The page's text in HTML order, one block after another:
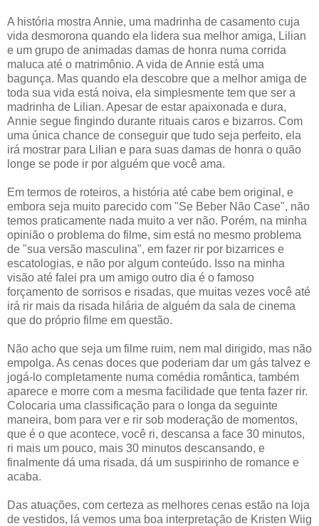
A história mostra Annie, uma madrinha de casamento cuja
vida desmorona quando ela lidera sua melhor amiga, Lilian
e um grupo de animadas damas de honra numa corrida
maluca até o matrimônio. A vida de Annie está uma
bagunça. Mas quando ela descobre que a melhor amiga de
toda sua vida está noiva, ela simplesmente tem que ser a
madrinha de Lilian. Apesar de estar apaixonada e dura,
Annie segue fingindo durante rituais caros e bizarros. Com
uma única chance de conseguir que tudo seja perfeito, ela
irá mostrar para Lilian e para suas damas de honra o quão
longe se pode ir por alguém que você ama.
Em termos de roteiros, a história até cabe bem original, e
embora seja muito parecido com "Se Beber Não Case", não
temos praticamente nada muito a ver não. Porém, na minha
opinião o problema do filme, sim está no mesmo problema
de "sua versão masculina", em fazer rir por bizarrices e
escatologias, e não por algum conteúdo. Isso na minha
visão até falei pra um amigo outro dia é o famoso
forçamento de sorrisos e risadas, que muitas vezes você até
irá rir mais da risada hilária de alguém da sala de cinema
que do próprio filme em questão.
Não acho que seja um filme ruim, nem mal dirigido, mas não
empolga. As cenas doces que poderiam dar um gás talvez e
jogá-lo completamente numa comédia romântica, também
aparece e morre com a mesma facilidade que tenta fazer rir.
Colocaria uma classificação para o longa da seguinte
maneira, bom para ver e rir sob moderação de momentos,
que é o que acontece, você ri, descansa a face 30 minutos,
ri mais um pouco, mais 30 minutos descansando, e
finalmente dá uma risada, dá um suspirinho de romance e
acaba.
Das atuações, com certeza as melhores cenas estão na loja
de vestidos, lá vemos uma boa interpretação de Kristen Wiig